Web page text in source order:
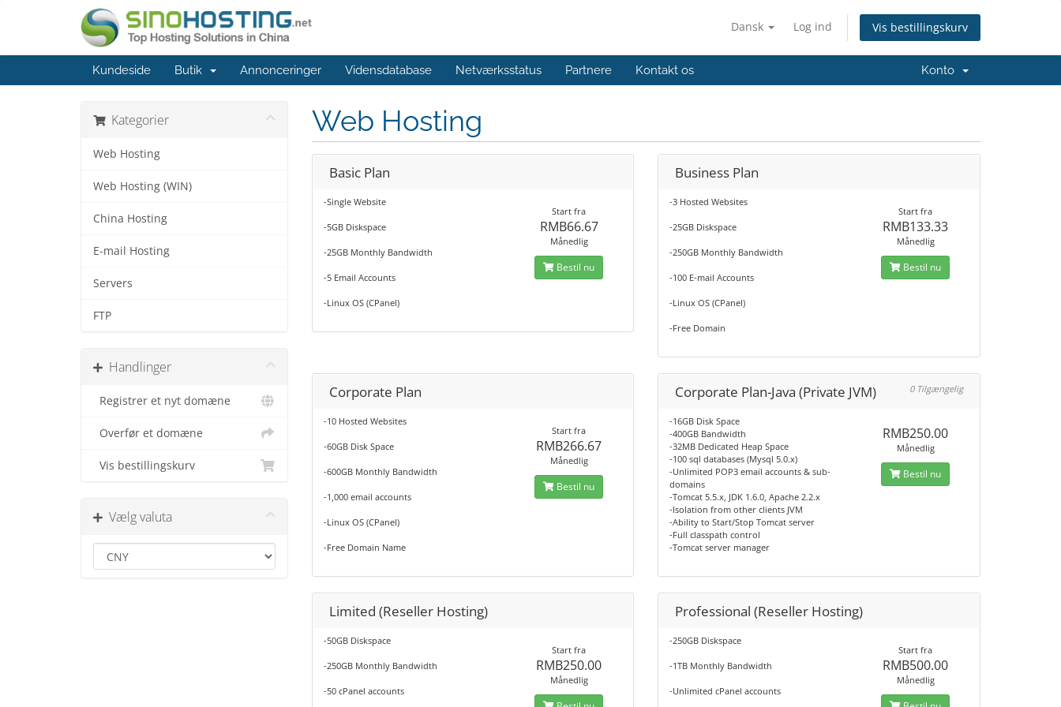
Dansk Log ind Vis bestillingskurv
Kundeside Butik Annonceringer Vidensdatabase Netværksstatus Partnere Kontakt os Konto
Kategorier
Web Hosting
Web Hosting (WIN)
China Hosting
E-mail Hosting
Servers
FTP
Handlinger
Registrer et nyt domæne
Overfør et domæne
Vis bestillingskurv
Vælg valuta
Web Hosting
Basic Plan
-Single Website
-5GB Diskspace
-25GB Monthly Bandwidth
-5 Email Accounts
-Linux OS (CPanel)
Start fra
RMB66.67
Månedlig
Bestil nu
Business Plan
-3 Hosted Websites
-25GB Diskspace
-250GB Monthly Bandwidth
-100 E-mail Accounts
-Linux OS (CPanel)
-Free Domain
Start fra
RMB133.33
Månedlig
Bestil nu
Corporate Plan
-10 Hosted Websites
-60GB Disk Space
-600GB Monthly Bandwidth
-1,000 email accounts
-Linux OS (CPanel)
-Free Domain Name
Start fra
RMB266.67
Månedlig
Bestil nu
Corporate Plan-Java (Private JVM) 0 Tilgængelig
-16GB Disk Space
-400GB Bandwidth
-32MB Dedicated Heap Space
-100 sql databases (Mysql 5.0.x)
-Unlimited POP3 email accounts & sub-
domains
-Tomcat 5.5.x, JDK 1.6.0, Apache 2.2.x
-Isolation from other clients JVM
-Ability to Start/Stop Tomcat server
-Full classpath control
-Tomcat server manager
RMB250.00
Månedlig
Bestil nu
Limited (Reseller Hosting)
-50GB Diskspace
-250GB Monthly Bandwidth
-50 cPanel accounts
Start fra
RMB250.00
Månedlig
Professional (Reseller Hosting)
-250GB Diskspace
-1TB Monthly Bandwidth
-Unlimited cPanel accounts
Start fra
RMB500.00
Månedlig